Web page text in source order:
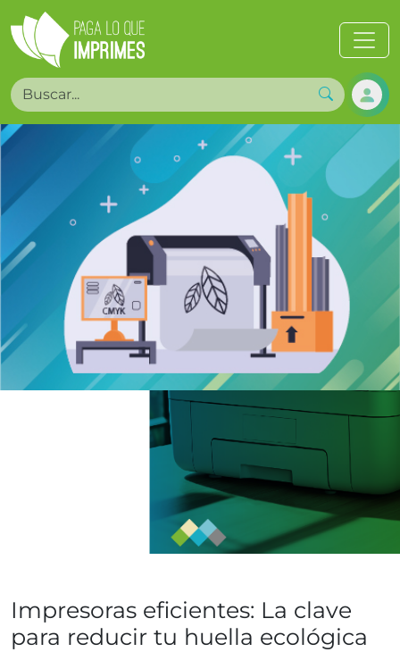
Impresoras eficientes: La clave
para reducir tu huella ecológica